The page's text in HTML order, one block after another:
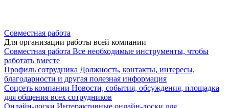
Совместная работа
Для организации работы всей компании
Совместная работа Все необходимые инструменты, чтобы
работать вместе
Профиль сотрудника Должность, контакты, интересы,
благодарности и другая полезная информация
Соцсеть компании Новости, события, обсуждения, площадка
для общения всех сотрудников
Онлайн-доски Интерактивные онлайн-доски для